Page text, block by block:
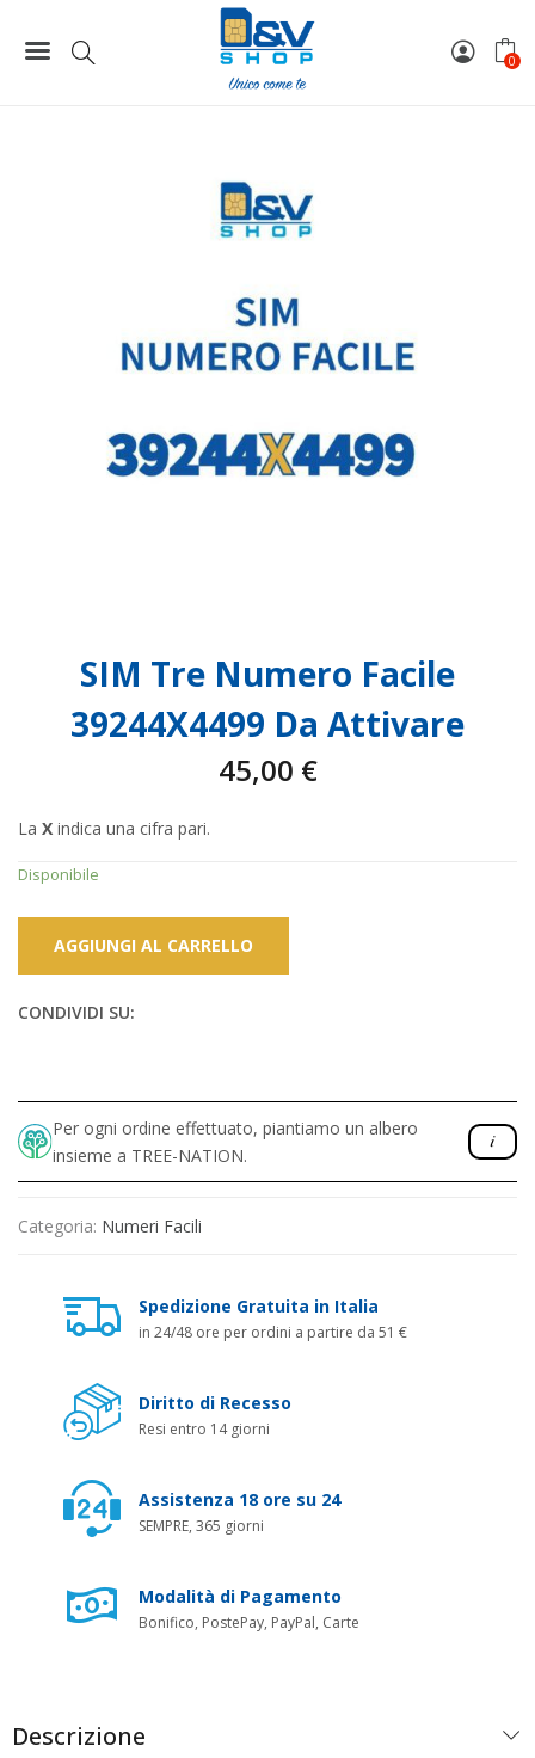
0
SIM Tre Numero Facile 39244X4499 Da Attivare
SIM Tre Numero Facile
39244X4499 Da Attivare
45,00 €
La X indica una cifra pari.
Disponibile
AGGIUNGI AL CARRELLO
CONDIVIDI SU:
Per ogni ordine effettuato, piantiamo un albero
insieme a TREE-NATION.
Categoria: Numeri Facili
Spedizione Gratuita in Italia
in 24/48 ore per ordini a partire da 51 €
Diritto di Recesso
Resi entro 14 giorni
Assistenza 18 ore su 24
SEMPRE, 365 giorni
Modalità di Pagamento
Bonifico, PostePay, PayPal, Carte
Descrizione